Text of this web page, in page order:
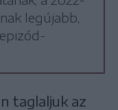
legújabb,
taglaljuk az